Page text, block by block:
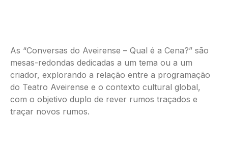
As “Conversas do Aveirense – Qual é a Cena?” são
mesas-redondas dedicadas a um tema ou a um
criador, explorando a relação entre a programação
do Teatro Aveirense e o contexto cultural global,
com o objetivo duplo de rever rumos traçados e
traçar novos rumos.